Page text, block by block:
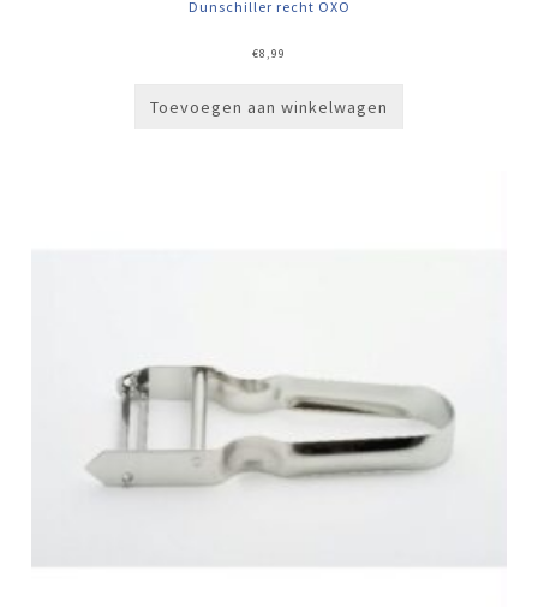
Dunschiller recht OXO
€8,99
Toevoegen aan winkelwagen